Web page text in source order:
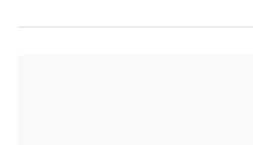
como excludente de